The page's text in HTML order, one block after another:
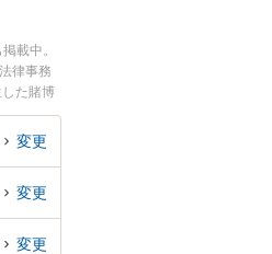
載中。
律事務
た賭博
で賭博
変更
変更
変更